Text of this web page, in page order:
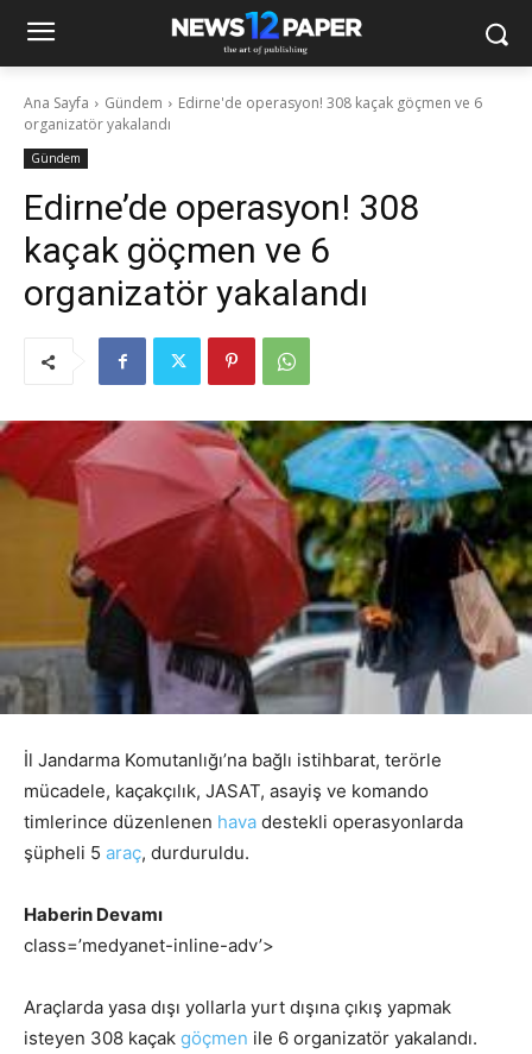
Ana Sayfa Gündem
Edirne'de operasyon! 308 kaçak göçmen ve 6
organizatör yakalandı
Gündem
Edirne’de operasyon! 308
kaçak göçmen ve 6
organizatör yakalandı
İl Jandarma Komutanlığı’na bağlı istihbarat, terörle
mücadele, kaçakçılık, JASAT, asayiş ve komando
timlerince düzenlenen hava destekli operasyonlarda
şüpheli 5 araç, durduruldu.
Haberin Devamı
class=’medyanet-inline-adv’>
Araçlarda yasa dışı yollarla yurt dışına çıkış yapmak
isteyen 308 kaçak göçmen ile 6 organizatör yakalandı.